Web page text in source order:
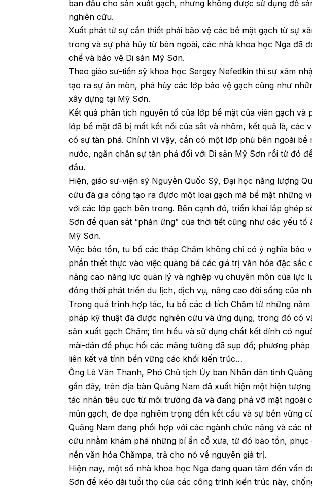
ban đầu cho sản xuất gạch, nhưng không được sử dụng để
nghiên cứu.
Xuất phát từ sự cần thiết phải bảo vệ các bề mặt gạch từ sự
trong và sự phá hủy từ bên ngoài, các nhà khoa học Nga đã
chế và bảo vệ Di sản Mỹ Sơn.
Theo giáo sư-tiến sỹ khoa học Sergey Nefedkin thì sự xâm
tạo ra sự ăn mòn, phá hủy các lớp bảo vệ gạch cũng như
xây dựng tại Mỹ Sơn.
Kết quả phân tích nguyên tố của lớp bề mặt của viên gạch và
lớp bề mặt đã bị mất kết nối của sắt và nhôm, kết quả là, các
có sự tàn phá. Chính vì vậy, cần có một lớp phủ bên ngoài bề
nước, ngăn chặn sự tàn phá đối với Di sản Mỹ Sơn rồi từ đó
đầu.
Hiện, giáo sư-viện sỹ Nguyễn Quốc Sỹ, Đại học năng lượng
cứu đã gia công tạo ra đựơc một loại gạch mà bề mặt những
với các lớp gạch bên trong. Bên cạnh đó, triển khai lắp ghép
Sơn để quan sát “phản ứng” của thời tiết cũng như các yếu
Mỹ Sơn.
Việc bảo tồn, tu bổ các tháp Chăm không chỉ có ý nghĩa bảo
phần thiết thực vào việc quảng bá các giá trị văn hóa đặc sắc
nâng cao năng lực quản lý và nghiệp vụ chuyên môn của lực
đồng thời phát triển du lịch, dịch vụ, nâng cao đời sống của
Trong quá trình hợp tác, tu bổ các di tích Chăm từ những
pháp kỹ thuật đã được nghiên cứu và ứng dụng, trong đó có
sản xuất gạch Chăm; tìm hiểu và sử dụng chất kết dính có
mài-dán để phục hồi các mảng tường đã sụp đổ; phương
liên kết và tính bền vững các khối kiến trúc…
Ông Lê Văn Thanh, Phó Chủ tịch Ủy ban Nhân dân tỉnh
gần đây, trên địa bàn Quảng Nam đã xuất hiện một hiện
tác nhân tiêu cực từ môi trường đã và đang phá vỡ mặt ngoài
mủn gạch, đe dọa nghiêm trọng đến kết cấu và sự bền vững
Quảng Nam đang phối hợp với các ngành chức năng và các
cứu nhằm khám phá những bí ẩn cổ xưa, từ đó bảo tồn,
nền văn hóa Chămpa, trả cho nó về nguyên giá trị.
Hiện nay, một số nhà khoa học Nga đang quan tâm đến vấn
Sơn để kéo dài tuổi thọ của các công trình kiến trúc này,